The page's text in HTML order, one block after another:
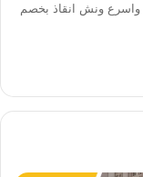
واسرع ونش انقاذ بخصم